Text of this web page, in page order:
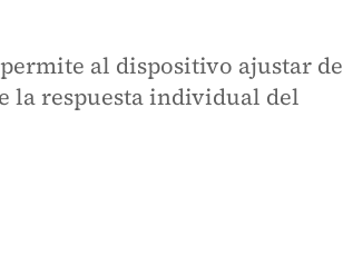
al dispositivo ajustar de
la respuesta individual del